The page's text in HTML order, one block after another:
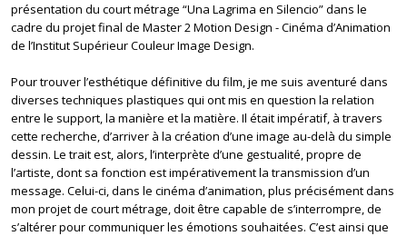
présentation du court métrage “Una Lagrima en Silencio” dans le
cadre du projet final de Master 2 Motion Design - Cinéma d’Animation
de l’Institut Supérieur Couleur Image Design.
Pour trouver l’esthétique définitive du film, je me suis aventuré dans
diverses techniques plastiques qui ont mis en question la relation
entre le support, la manière et la matière. Il était impératif, à travers
cette recherche, d’arriver à la création d’une image au-delà du simple
dessin. Le trait est, alors, l’interprète d’une gestualité, propre de
l’artiste, dont sa fonction est impérativement la transmission d’un
message. Celui-ci, dans le cinéma d’animation, plus précisément dans
mon projet de court métrage, doit être capable de s’interrompre, de
s’altérer pour communiquer les émotions souhaitées. C’est ainsi que